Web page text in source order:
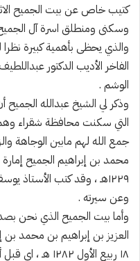
كتيب خاص عن بيت الجميح
وسكنى ومنطلق اسرة آل الجميح
والذي يحظى بأهمية كبيرة نظرا
الفاخر الأديب الدكتور
الوشم .
وذكر لي الشيخ عبدالله
التي سكنت محافظة شقراء
جمع الله لهم مابين الوجاهة
١٢٢٩هـ ، وقد كتب الأستاذ
وعن سيرته .
وأما بيت الجميح الذي نحن
العزيز بن إبراهيم بن محمد بن